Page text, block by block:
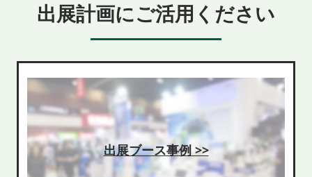
出展計画にご活用ください
出展ブース事例 >>